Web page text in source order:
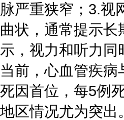
脉严重狭窄；3.视
曲状，通常提示
示，视力和听力
当前，心血管疾
死因首位，每5例
地区情况尤为突出